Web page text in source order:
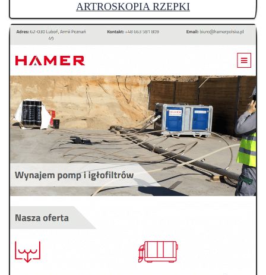
ARTROSKOPIA RZEPKI